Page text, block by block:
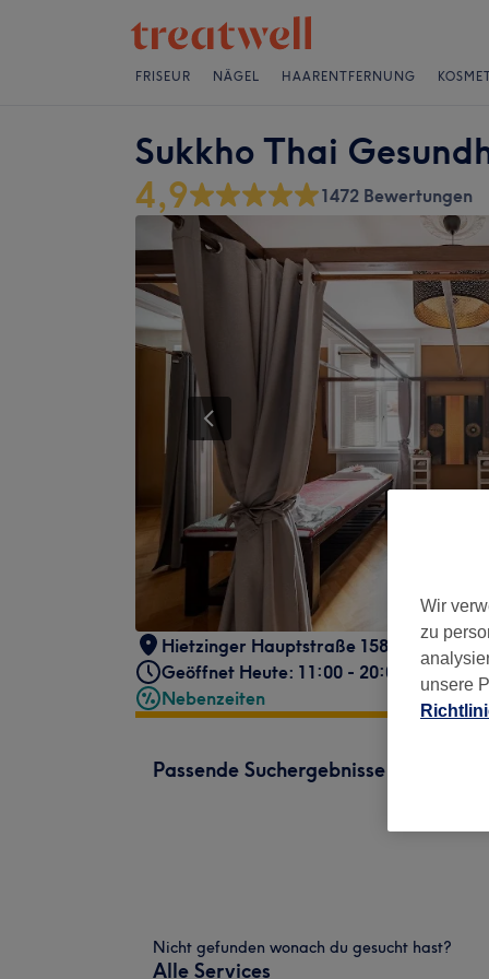
FRISEUR NÄGEL HAARENTFERNUNG
Sukkho Thai
4,9 1472 Bewertungen
Hietzinger Hauptstraße 158/1, , 13.
Geöffnet Heute: 11:00 - 20:00
Nebenzeiten
Passende Suchergebnisse
Nicht gefunden wonach du gesucht hast?
Alle Services
Wir
zu
unsere